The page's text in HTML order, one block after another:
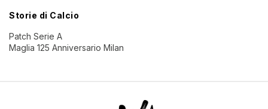
Storie di Calcio
Patch Serie A
Maglia 125 Anniversario Milan